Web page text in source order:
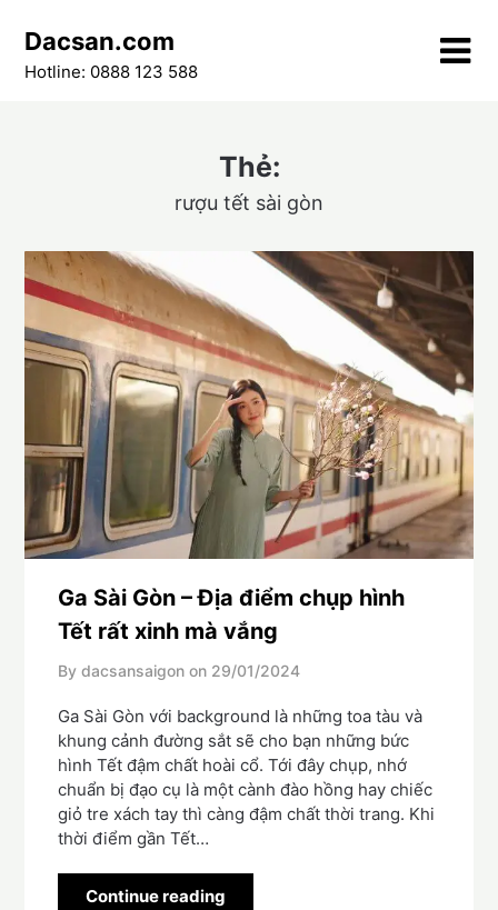
content
Dacsan.com
Hotline: 0888 123 588
Thẻ:
rượu tết sài gòn
Ga Sài Gòn – Địa điểm chụp hình
Tết rất xinh mà vắng
By dacsansaigon on 29/01/2024
Ga Sài Gòn với background là những toa tàu và
khung cảnh đường sắt sẽ cho bạn những bức
hình Tết đậm chất hoài cổ. Tới đây chụp, nhớ
chuẩn bị đạo cụ là một cành đào hồng hay chiếc
giỏ tre xách tay thì càng đậm chất thời trang. Khi
thời điểm gần Tết…
Continue reading